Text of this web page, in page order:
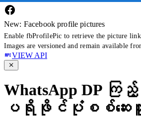
New: Facebook profile pictures
Enable fbProfilePic to retrieve the picture
Images are versioned and remain available
VIEW API
WhatsApp DP
ပရိုဖိုင်ပုံစစ်ဆေး